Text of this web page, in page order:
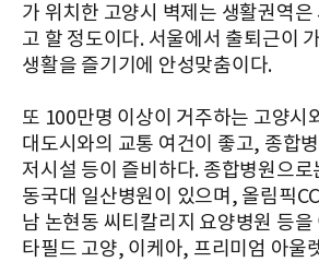
가 위치한 고양시 벽제는 생활권역
고 할 정도이다. 서울에서 출퇴근이
생활을 즐기기에 안성맞춤이다.
또 100만명 이상이 거주하는 고양시
대도시와의 교통 여건이 좋고, 종합
저시설 등이 즐비하다. 종합병원으
동국대 일산병원이 있으며, 올림픽
남 논현동 씨티칼리지 요양병원 등을
타필드 고양, 이케아, 프리미엄 아울